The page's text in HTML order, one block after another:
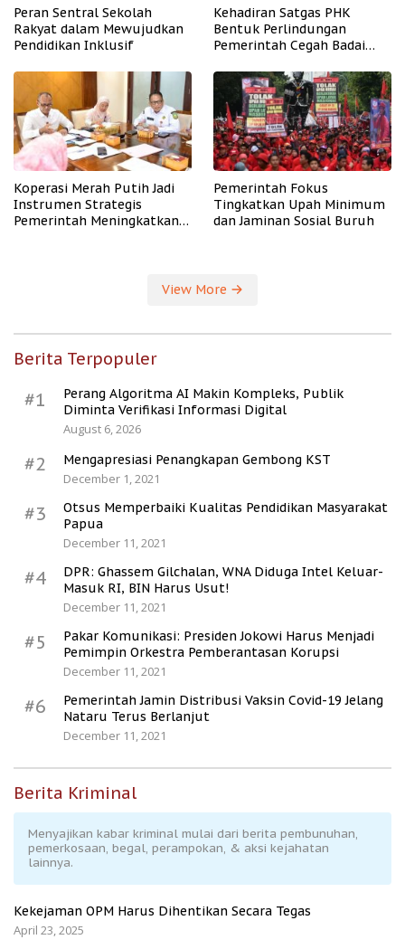
Peran Sentral Sekolah
Rakyat dalam Mewujudkan
Pendidikan Inklusif
Kehadiran Satgas PHK
Bentuk Perlindungan
Pemerintah Cegah Badai
Koperasi Merah Putih Jadi
Instrumen Strategis
Pemerintah Meningkatkan
Pemerintah Fokus
Tingkatkan Upah Minimum
dan Jaminan Sosial Buruh
View More
Berita Terpopuler
#1
Perang Algoritma AI Makin Kompleks, Publik
Diminta Verifikasi Informasi Digital
August 6, 2026
#2
Mengapresiasi Penangkapan Gembong KST
December 1, 2021
#3
Otsus Memperbaiki Kualitas Pendidikan Masyarakat
Papua
December 11, 2021
#4
DPR: Ghassem Gilchalan, WNA Diduga Intel Keluar-
Masuk RI, BIN Harus Usut!
December 11, 2021
#5
Pakar Komunikasi: Presiden Jokowi Harus Menjadi
Pemimpin Orkestra Pemberantasan Korupsi
December 11, 2021
#6
Pemerintah Jamin Distribusi Vaksin Covid-19 Jelang
Nataru Terus Berlanjut
December 11, 2021
Berita Kriminal
Menyajikan kabar kriminal mulai dari berita pembunuhan,
pemerkosaan, begal, perampokan, & aksi kejahatan
lainnya.
Kekejaman OPM Harus Dihentikan Secara Tegas
April 23, 2025